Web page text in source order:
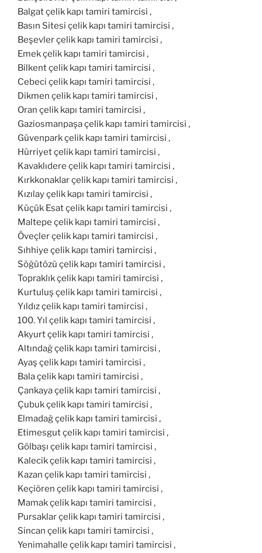
Balgat çelik kapı tamiri tamircisi ,
Basın Sitesi çelik kapı tamiri tamircisi ,
Beşevler çelik kapı tamiri tamircisi ,
Emek çelik kapı tamiri tamircisi ,
Bilkent çelik kapı tamiri tamircisi ,
Cebeci çelik kapı tamiri tamircisi ,
Dikmen çelik kapı tamiri tamircisi ,
Oran çelik kapı tamiri tamircisi ,
Gaziosmanpaşa çelik kapı tamiri tamircisi ,
Güvenpark çelik kapı tamiri tamircisi ,
Hürriyet çelik kapı tamiri tamircisi ,
Kavaklıdere çelik kapı tamiri tamircisi ,
Kırkkonaklar çelik kapı tamiri tamircisi ,
Kızılay çelik kapı tamiri tamircisi ,
Küçük Esat çelik kapı tamiri tamircisi ,
Maltepe çelik kapı tamiri tamircisi ,
Öveçler çelik kapı tamiri tamircisi ,
Sıhhiye çelik kapı tamiri tamircisi ,
Söğütözü çelik kapı tamiri tamircisi ,
Topraklık çelik kapı tamiri tamircisi ,
Kurtuluş çelik kapı tamiri tamircisi ,
Yıldız çelik kapı tamiri tamircisi ,
100. Yıl çelik kapı tamiri tamircisi ,
Akyurt çelik kapı tamiri tamircisi ,
Altındağ çelik kapı tamiri tamircisi ,
Ayaş çelik kapı tamiri tamircisi ,
Bala çelik kapı tamiri tamircisi ,
Çankaya çelik kapı tamiri tamircisi ,
Çubuk çelik kapı tamiri tamircisi ,
Elmadağ çelik kapı tamiri tamircisi ,
Etimesgut çelik kapı tamiri tamircisi ,
Gölbaşı çelik kapı tamiri tamircisi ,
Kalecik çelik kapı tamiri tamircisi ,
Kazan çelik kapı tamiri tamircisi ,
Keçiören çelik kapı tamiri tamircisi ,
Mamak çelik kapı tamiri tamircisi ,
Pursaklar çelik kapı tamiri tamircisi ,
Sincan çelik kapı tamiri tamircisi ,
Yenimahalle çelik kapı tamiri tamircisi ,